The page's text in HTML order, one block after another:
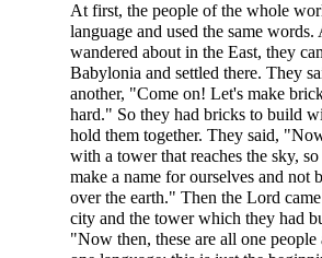
At first, the people of the whole
language and used the same words.
wandered about in the East, they
Babylonia and settled there. They
another, "Come on! Let's make
hard." So they had bricks to build
hold them together. They said,
with a tower that reaches the sky,
make a name for ourselves and not
over the earth." Then the Lord
city and the tower which they had
"Now then, these are all one people